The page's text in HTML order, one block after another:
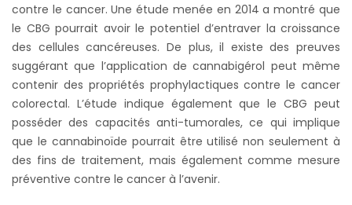
contre le cancer. Une étude menée en 2014 a montré que
le CBG pourrait avoir le potentiel d’entraver la croissance
des cellules cancéreuses. De plus, il existe des preuves
suggérant que l’application de cannabigérol peut même
contenir des propriétés prophylactiques contre le cancer
colorectal. L’étude indique également que le CBG peut
posséder des capacités anti-tumorales, ce qui implique
que le cannabinoïde pourrait être utilisé non seulement à
des fins de traitement, mais également comme mesure
préventive contre le cancer à l’avenir.